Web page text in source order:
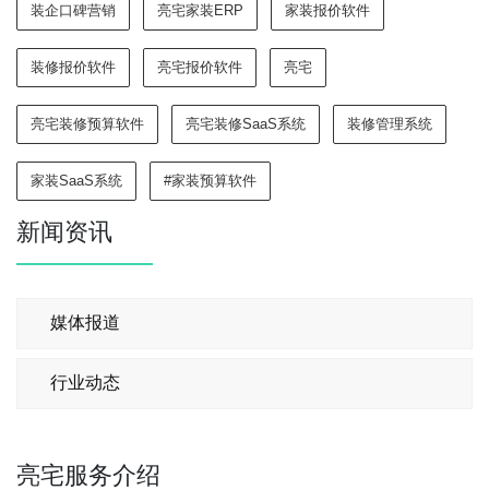
装企口碑营销 亮宅家装ERP 家装报价软件
装修报价软件 亮宅报价软件 亮宅
亮宅装修预算软件 亮宅装修SaaS系统 装修管理系统
家装SaaS系统 #家装预算软件
新闻资讯
媒体报道
行业动态
亮宅服务介绍